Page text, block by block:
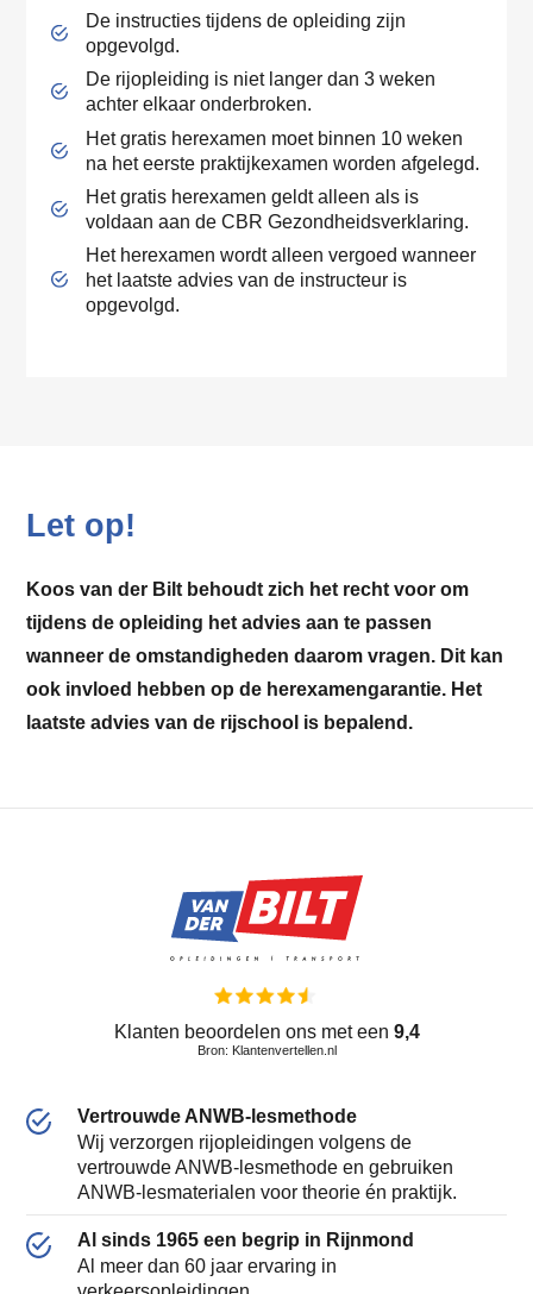
De instructies tijdens de opleiding zijn
opgevolgd.
De rijopleiding is niet langer dan 3 weken
achter elkaar onderbroken.
Het gratis herexamen moet binnen 10 weken
na het eerste praktijkexamen worden afgelegd.
Het gratis herexamen geldt alleen als is
voldaan aan de CBR Gezondheidsverklaring.
Het herexamen wordt alleen vergoed wanneer
het laatste advies van de instructeur is
opgevolgd.
Let op!
Koos van der Bilt behoudt zich het recht voor om
tijdens de opleiding het advies aan te passen
wanneer de omstandigheden daarom vragen. Dit kan
ook invloed hebben op de herexamengarantie. Het
laatste advies van de rijschool is bepalend.
Klanten beoordelen ons met een 9,4
Bron: Klantenvertellen.nl
Vertrouwde ANWB-lesmethode
Wij verzorgen rijopleidingen volgens de
vertrouwde ANWB-lesmethode en gebruiken
ANWB-lesmaterialen voor theorie én praktijk.
Al sinds 1965 een begrip in Rijnmond
Al meer dan 60 jaar ervaring in